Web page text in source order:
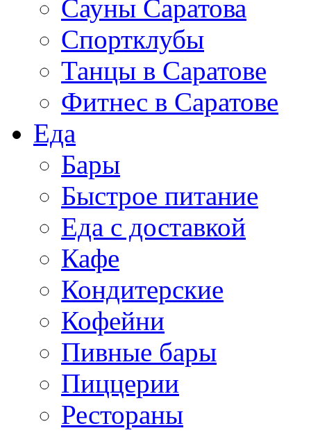
Сауны Саратова
Спортклубы
Танцы в Саратове
Фитнес в Саратове
Еда
Бары
Быстрое питание
Еда с доставкой
Кафе
Кондитерские
Кофейни
Пивные бары
Пиццерии
Рестораны